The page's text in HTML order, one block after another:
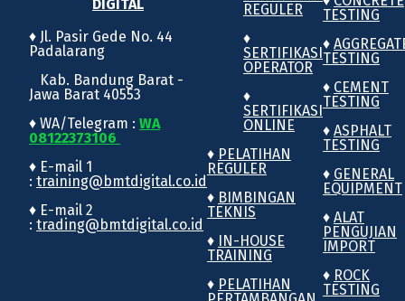
DIGITAL
♦ Jl. Pasir Gede No. 44
Padalarang
Kab. Bandung Barat -
Jawa Barat 40553
♦ WA/Telegram : WA
08122373106
♦ E-mail 1
: training@bmtdigital.co.id
♦ E-mail 2
: trading@bmtdigital.co.id
REGULER
♦
SERTIFIKASI
OPERATOR
♦
SERTIFIKASI
ONLINE
♦ PELATIHAN
REGULER
♦ BIMBINGAN
TEKNIS
♦
IN-HOUSE
TRAINING
♦ PELATIHAN
TESTING
♦
TESTING
♦ CEMENT
TESTING
♦ ASPHALT
TESTING
♦ GENERAL
EQUIPMENT
♦ ALAT
PENGUJIAN
IMPORT
♦ ROCK
TESTING